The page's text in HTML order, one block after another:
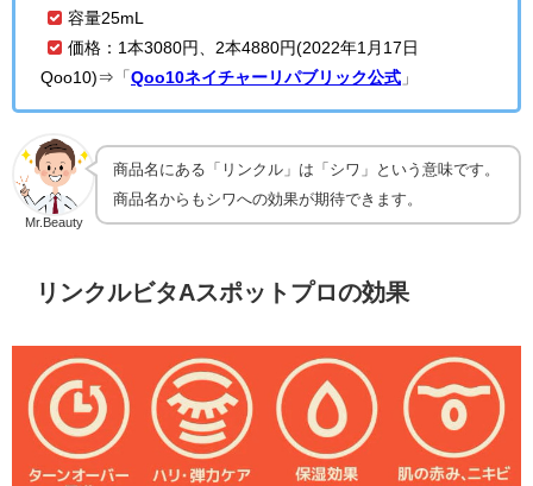
容量25mL
価格：1本3080円、2本4880円(2022年1月17日
Qoo10)⇒ 「 Qoo10ネイチャーリパブリック公式 」
Mr.Beauty
商品名にある「リンクル」は「シワ」という意味です。
商品名からもシワへの効果が期待できます。
リンクルビタAスポットプロの効果